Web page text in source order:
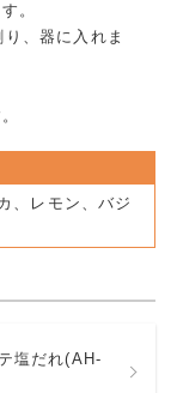
。
、器に入れま
、レモン、バジ
塩だれ(AH-